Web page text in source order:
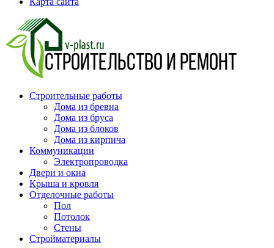
v-plast.ru Строительство и ремонт
Строительные работы
Дома из бревна
Дома из бруса
Дома из блоков
Дома из кирпича
Коммуникации
Электропроводка
Двери и окна
Крыша и кровля
Отделочные работы
Пол
Потолок
Стены
Стройматериалы